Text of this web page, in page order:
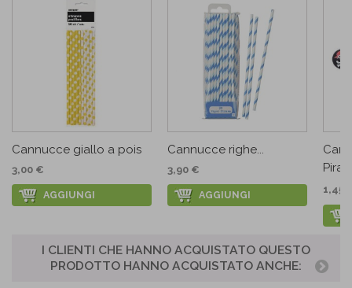
Cannucce giallo a pois
3,00 €
AGGIUNGI
Cannucce righe...
3,90 €
AGGIUNGI 1,45
I CLIENTI CHE HANNO ACQUISTATO QUESTO
PRODOTTO HANNO ACQUISTATO ANCHE: